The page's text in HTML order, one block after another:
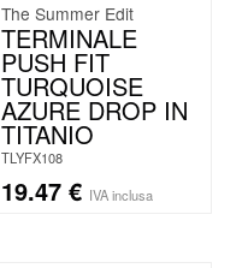
The Summer Edit
TERMINALE
PUSH FIT
TURQUOISE
AZURE DROP IN
TITANIO
TLYFX108
19.47 € IVA inclusa